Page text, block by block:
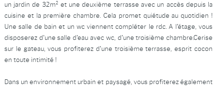
un jardin de 32m² et une deuxième terrasse avec un accès depuis la
cuisine et la première chambre. Cela promet quiétude au quotidien !
Une salle de bain et un wc viennent compléter le rdc. A l'étage, vous
disposerez d'une salle d'eau avec wc, d'une troisième chambre.Cerise
sur le gateau, vous profiterez d'une troisième terrasse, esprit cocon
en toute intimité !
Dans un environnement urbain et paysagé, vous profiterez également